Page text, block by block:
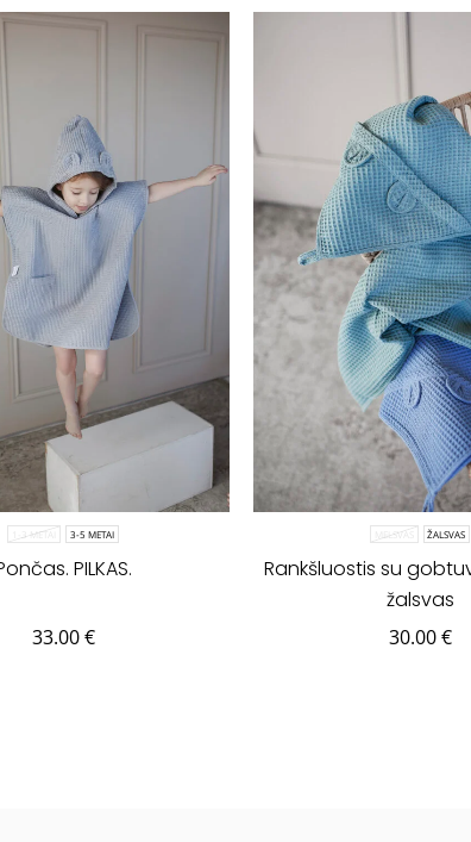
1-3 METAI 3-5 METAI
PILKAS.
33.00€
MELSVAS ŽALSVAS
Rankšluostis su
žalsvas
30.00€